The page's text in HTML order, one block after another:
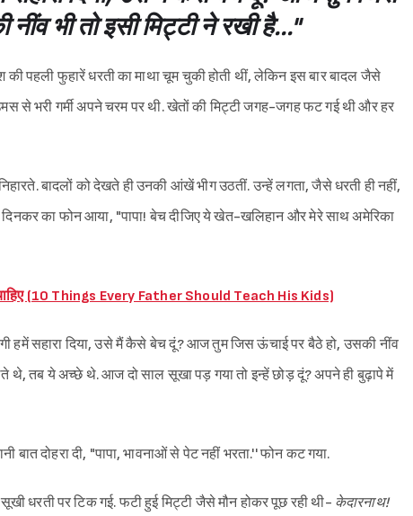
भी तो इसी मिट्टी ने रखी है..."
पहली फुहारें धरती का माथा चूम चुकी होती थीं, लेकिन इस बार बादल जैसे
भरी गर्मी अपने चरम पर थी. खेतों की मिट्टी जगह-जगह फट गई थी और हर
बादलों को देखते ही उनकी आंखें भीग उठतीं. उन्हें लगता, जैसे धरती ही नहीं,
दिनकर का फोन आया, "पापा! बेच दीजिए ये खेत-खलिहान और मेरे साथ अमेरिका
चाहिए (10 Things Every Father Should Teach His Kids)
हमें सहारा दिया, उसे मैं कैसे बेच दूं? आज तुम जिस ऊंचाई पर बैठे हो, उसकी नींव
थे, तब ये अच्छे थे. आज दो साल सूखा पड़ गया तो इन्हें छोड़ दूं? अपने ही बुढ़ापे में
बात दोहरा दी, "पापा, भावनाओं से पेट नहीं भरता.'' फोन कट गया.
धरती पर टिक गई. फटी हुई मिट्टी जैसे मौन होकर पूछ रही थी- केदारनाथ!